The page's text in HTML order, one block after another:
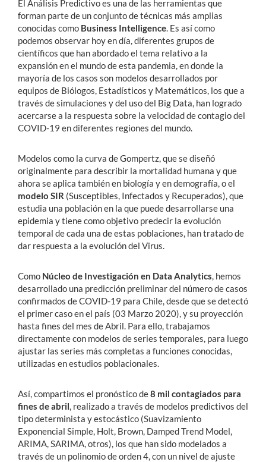
El Análisis Predictivo es una de las herramientas que
forman parte de un conjunto de técnicas más amplias
conocidas como Business Intelligence. Es así como
podemos observar hoy en día, diferentes grupos de
científicos que han abordado el tema relativo a la
expansión en el mundo de esta pandemia, en donde la
mayoría de los casos son modelos desarrollados por
equipos de Biólogos, Estadísticos y Matemáticos, los que a
través de simulaciones y del uso del Big Data, han logrado
acercarse a la respuesta sobre la velocidad de contagio del
COVID-19 en diferentes regiones del mundo.
Modelos como la curva de Gompertz, que se diseñó
originalmente para describir la mortalidad humana y que
ahora se aplica también en biología y en demografía, o el
modelo SIR (Susceptibles, Infectados y Recuperados), que
estudia una población en la que puede desarrollarse una
epidemia y tiene como objetivo predecir la evolución
temporal de cada una de estas poblaciones, han tratado de
dar respuesta a la evolución del Virus.
Como Núcleo de Investigación en Data Analytics, hemos
desarrollado una predicción preliminar del número de casos
confirmados de COVID-19 para Chile, desde que se detectó
el primer caso en el país (03 Marzo 2020), y su proyección
hasta fines del mes de Abril. Para ello, trabajamos
directamente con modelos de series temporales, para luego
ajustar las series más completas a funciones conocidas,
utilizadas en estudios poblacionales.
Así, compartimos el pronóstico de8 mil contagiados para
fines de abril, realizado a través de modelos predictivos del
tipo determinista y estocástico (Suavizamiento
Exponencial Simple, Holt, Brown, Damped Trend Model,
ARIMA, SARIMA, otros), los que han sido modelados a
través de un polinomio de orden 4, con un nivel de ajuste